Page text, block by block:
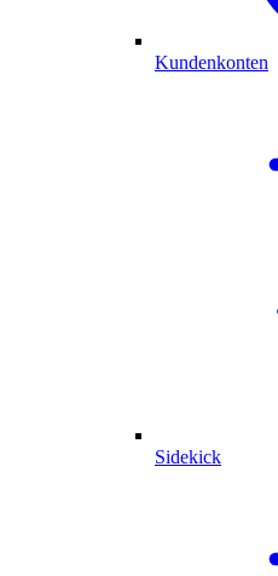
Kundenkonten
Sidekick